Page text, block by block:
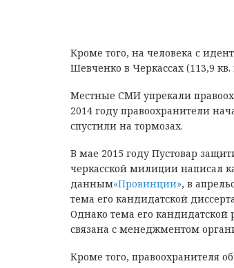
Кроме того, на человека с
Шевченко в Черкассах (113,9
Местные СМИ упрекали
2014 году правоохранители
спустили на тормозах.
В мае 2015 году Пустовар
черкасской милиции написал
данным«Провинции», в
тема его кандидатской
Однако тема его кандидатской
связана с менеджментом
Кроме того, правоохранителя